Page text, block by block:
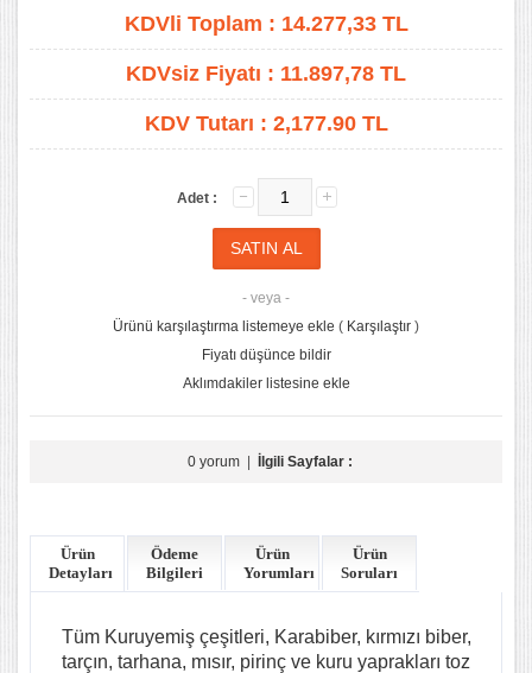
KDVli Toplam : 14.277,33TL
KDVsiz Fiyatı : 11.897,78 TL
KDV Tutarı : 2,177.90 TL
Adet :
- veya -
Ürünü karşılaştırma listemeye ekle ( Karşılaştır )
Fiyatı düşünce bildir
Aklımdakiler listesine ekle
0 yorum| İlgili Sayfalar :
Ürün
Detayları
Ödeme
Bilgileri
Ürün
Yorumları
Ürün
Soruları
Tüm Kuruyemiş çeşitleri, Karabiber, kırmızı biber,
tarçın, tarhana, mısır, pirinç ve kuru yaprakları toz